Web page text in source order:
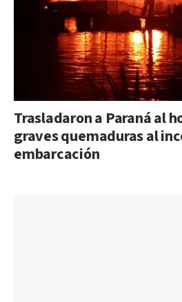
Trasladaron a Paraná al
graves quemaduras al
embarcación